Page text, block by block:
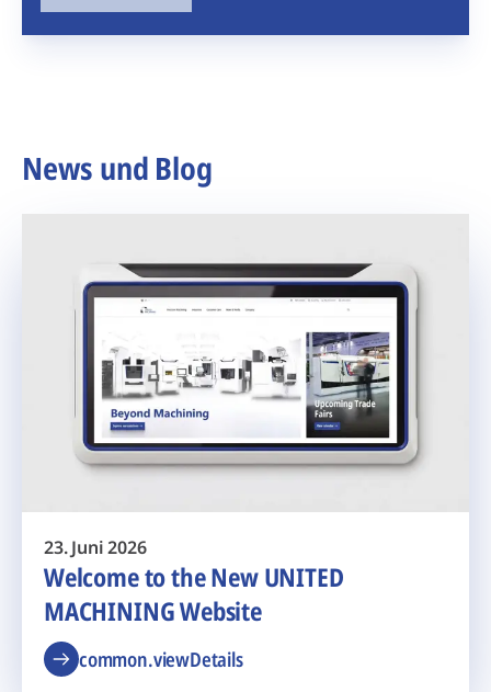
News und Blog
23. Juni 2026
Welcome to the New UNITED
MACHINING Website
common.viewDetails